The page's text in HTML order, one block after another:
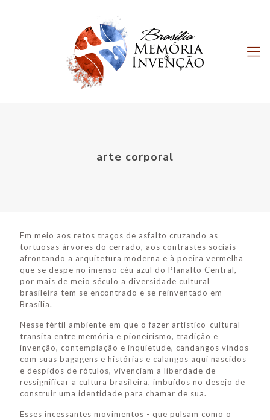
arte corporal
Em meio aos retos traços de asfalto cruzando as
tortuosas árvores do cerrado, aos contrastes sociais
afrontando a arquitetura moderna e à poeira vermelha
que se despe no imenso céu azul do Planalto Central,
por mais de meio século a diversidade cultural
brasileira tem se encontrado e se reinventado em
Brasília.
Nesse fértil ambiente em que o fazer artístico-cultural
transita entre memória e pioneirismo, tradição e
invenção, contemplação e inquietude, candangos vindos
com suas bagagens e histórias e calangos aqui nascidos
e despidos de rótulos, vivenciam a liberdade de
ressignificar a cultura brasileira, imbuídos no desejo de
construir uma identidade para chamar de sua.
Esses incessantes movimentos - que pulsam como o